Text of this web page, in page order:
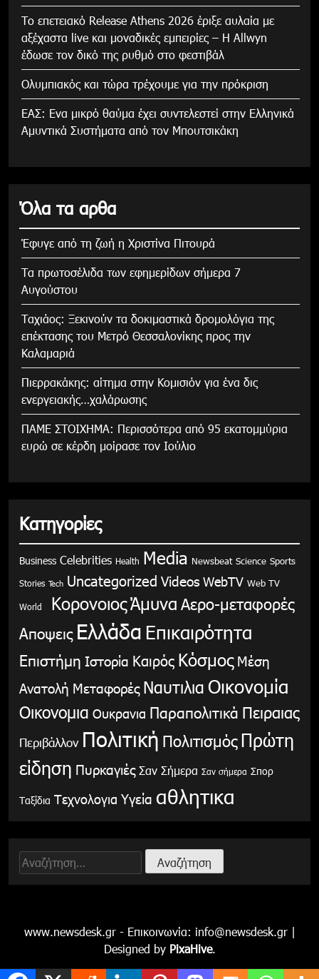
Το επετειακό Release Athens 2026 έριξε αυλαία με
αξέχαστα live και μοναδικές εμπειρίες – Η Allwyn
έδωσε τον δικό της ρυθμό στο φεστιβάλ
Ολυμπιακός και τώρα τρέχουμε για την πρόκριση
ΕΑΣ: Ενα μικρό θαύμα έχει συντελεστεί στην Ελληνικά
Αμυντικά Συστήματα από τον Μπουτσικάκη
Όλα τα αρθα
Έφυγε από τη ζωή η Χριστίνα Πιτουρά
Τα πρωτοσέλιδα των εφημερίδων σήμερα 7
Αυγούστου
Tαχιάος: Ξεκινούν τα δοκιμαστικά δρομολόγια της
επέκτασης του Μετρό Θεσσαλονίκης προς την
Καλαμαριά
Πιερρακάκης: αίτημα στην Κομισιόν για ένα δις
ενεργειακής…χαλάρωσης
ΠΑΜΕ ΣΤΟΙΧΗΜΑ: Περισσότερα από 95 εκατομμύρια
ευρώ σε κέρδη μοίρασε τον Ιούλιο
Κατηγορίες
Business Celebrities Health Media Newsbeat Science Sports
Stories Tech Uncategorized Videos WebTV Web TV
World ΚορονοιοςΆμυνα Αερο-μεταφορές
Αποψεις Ελλάδα Επικαιρότητα
Επιστήμη Ιστορία Καιρός Κόσμος Μέση
Ανατολή Μεταφορές Ναυτιλια Οικονομία
Οικονομια Ουκρανια Παραπολιτικά Πειραιας
Περιβάλλον Πολιτική Πολιτισμός Πρώτη
είδηση Πυρκαγιές Σαν Σήμερα Σαν σήμερα Σπορ
Ταξίδια Τεχνολογια Υγεία αθλητικα
Αναζήτηση
για:
www.newsdesk.gr - Επικοινωνία: info@newsdesk.gr |
Designed by PixaHive.